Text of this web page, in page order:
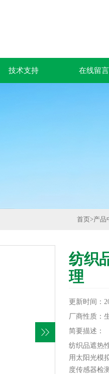
技术支持 在线留言
首页>产品
纺织
理
更新时间：
厂商性质：
简要描述：
纺织品遮热
用太阳光模
度传感器检